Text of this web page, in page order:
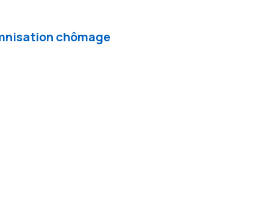
chômage